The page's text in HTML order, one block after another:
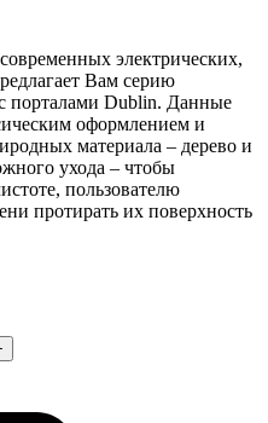
электрических,
Вам серию
порталами Dublin. Данные
оформлением и
материала – дерево и
ухода – чтобы
пользователю
протирать их поверхность